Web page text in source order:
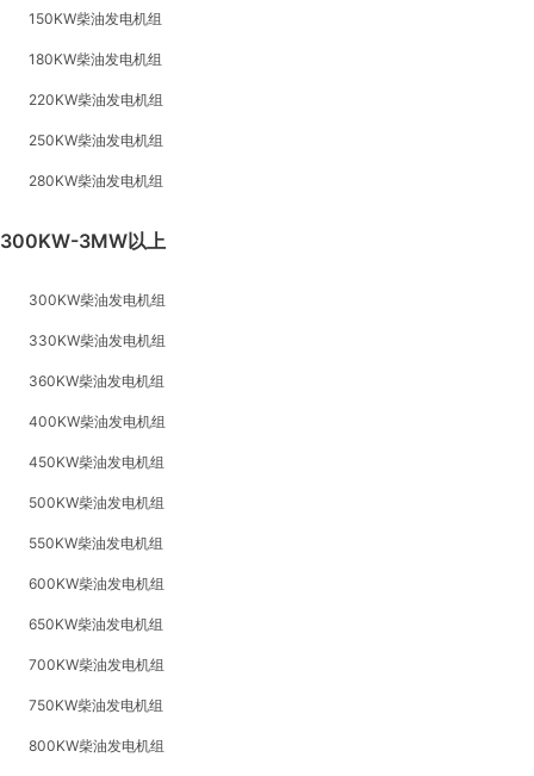
150KW柴油发电机组
180KW柴油发电机组
220KW柴油发电机组
250KW柴油发电机组
280KW柴油发电机组
300KW-3MW以上
300KW柴油发电机组
330KW柴油发电机组
360KW柴油发电机组
400KW柴油发电机组
450KW柴油发电机组
500KW柴油发电机组
550KW柴油发电机组
600KW柴油发电机组
650KW柴油发电机组
700KW柴油发电机组
750KW柴油发电机组
800KW柴油发电机组